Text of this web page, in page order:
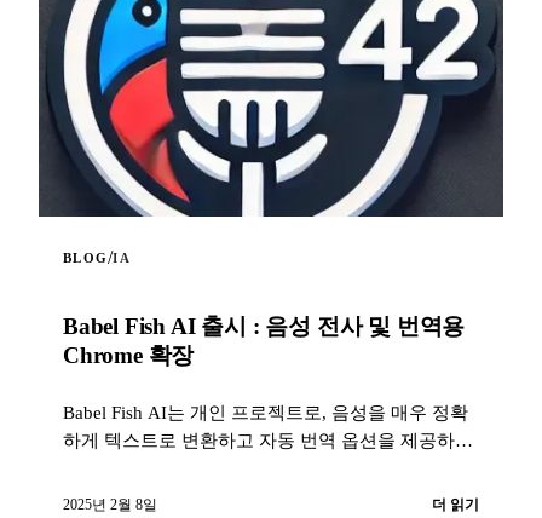
BLOG/IA
Babel Fish AI 출시 : 음성 전사 및 번역용
Chrome 확장
Babel Fish AI는 개인 프로젝트로, 음성을 매우 정확
하게 텍스트로 변환하고 자동 번역 옵션을 제공하는
있도록 설계되었으며 OpenAI의 Whisper API를 통해
2025년 2월 8일 더 읽기